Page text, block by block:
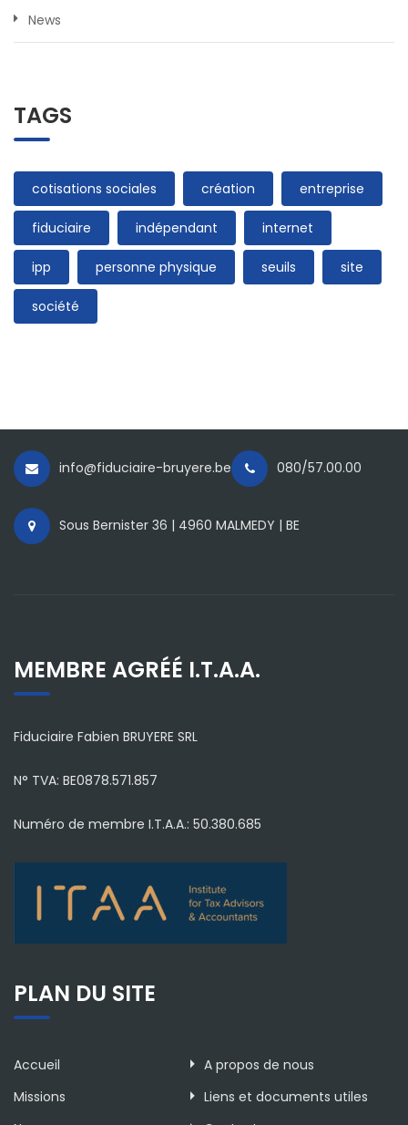
News
TAGS
cotisations sociales création entreprise
fiduciaire indépendant internet
ipp personne physique seuils site
société
info@fiduciaire-bruyere.be 080/57.00.00
Sous Bernister 36 | 4960 MALMEDY | BE
MEMBRE AGRÉÉ I.T.A.A.
Fiduciaire Fabien BRUYERE SRL
N° TVA: BE0878.571.857
Numéro de membre I.T.A.A.: 50.380.685
PLAN DU SITE
Accueil
A propos de nous
Missions
Liens et documents utiles